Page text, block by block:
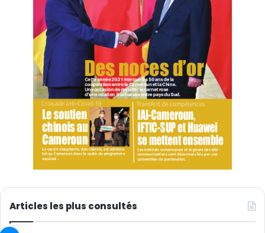
Articles les plus consultés